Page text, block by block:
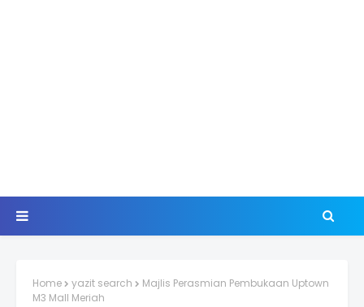
Home yazit search
Majlis Perasmian Pembukaan Uptown
M3 Mall Meriah